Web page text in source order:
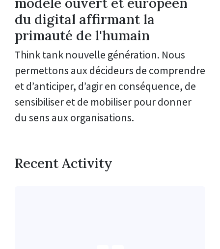
du digital affirmant la
primauté de l'humain
Think tank nouvelle génération. Nous
permettons aux décideurs de comprendre
et d’anticiper, d’agir en conséquence, de
sensibiliser et de mobiliser pour donner
du sens aux organisations.
Recent Activity